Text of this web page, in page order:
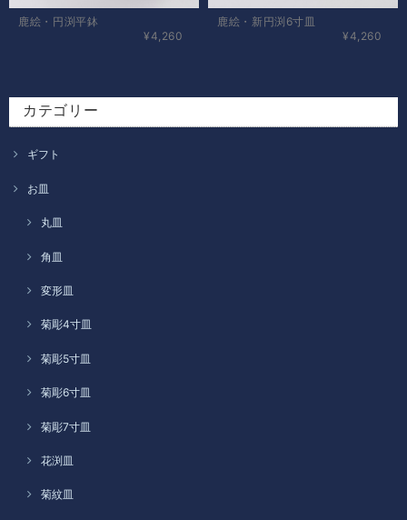
鹿絵・円渕平鉢
¥4,260
鹿絵・新円渕6寸皿
¥4,260
カテゴリー
ギフト
お皿
丸皿
角皿
変形皿
菊彫4寸皿
菊彫5寸皿
菊彫6寸皿
菊彫7寸皿
花渕皿
菊紋皿